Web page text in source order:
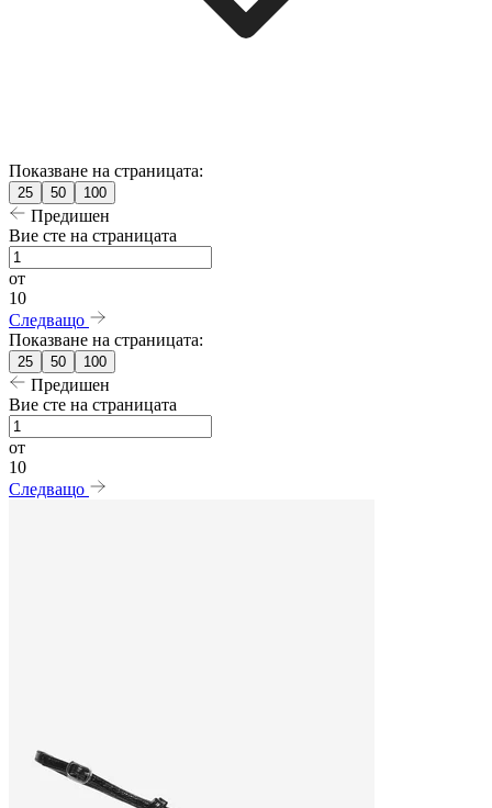
Показване на страницата:
25 50 100
Предишен
Вие сте на страницата
от
10
Следващо
Показване на страницата:
25 50 100
Предишен
Вие сте на страницата
от
10
Следващо